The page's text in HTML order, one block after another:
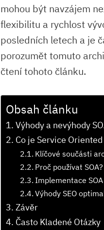
mohou být navzájem
flexibilitu a rychlost
posledních letech a je
porozumět tomuto
čtení tohoto článku.
Obsah článku
Výhody a nevýhody
Co je Service
Klíčové součásti
Proč používat SOA?
Implementace SOA
Výhody SEO
Závěr
Často Kladené Otázky